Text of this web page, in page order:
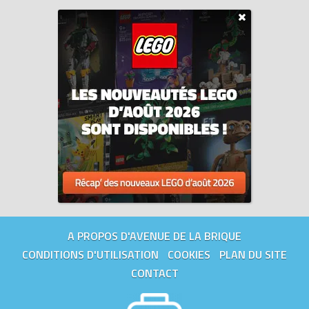
petits constructeurs est conforme aux normes de sécurité les
plus élevées au monde.
Tous les prix duLEGO Duplo 10931 Le camion et la pelleteuse
(Truck & Tracked Excavator)sur Avenue de la brique,
comparateur de prix 100% LEGO.
Code EAN du LEGO Duplo 10931 : 5702016618204.
A PROPOS D'AVENUE DE LA BRIQUE
CONDITIONS D'UTILISATION
COOKIES
PLAN DU SITE
CONTACT